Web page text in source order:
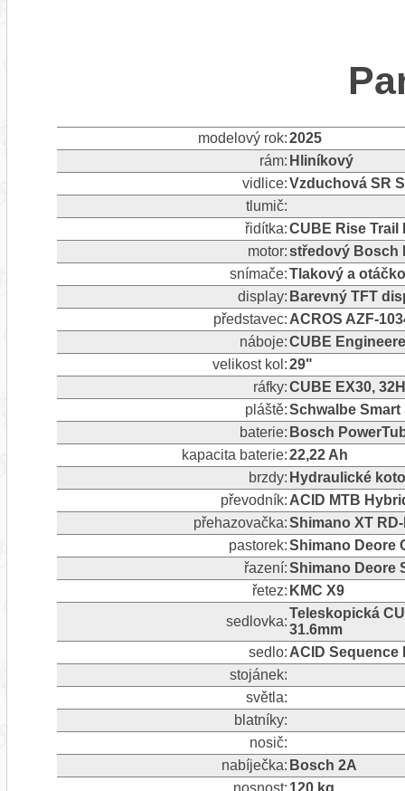
modelový rok:2025
rám: Hliníkový
vidlice:Vzduchová SR
tlumič:
řidítka:CUBE Rise Trail
motor:středový Bosch
snímače:Tlakový a
display: Barevný TFT
představec: ACROS AZF-
náboje:CUBE
velikost kol:29"
ráfky:CUBE EX30,
pláště:Schwalbe Smart
baterie: Bosch
kapacita baterie:22,22 Ah
brzdy: Hydraulické
převodník: ACID MTB
přehazovačka:Shimano XT
pastorek:Shimano Deore
řazení:Shimano Deore
řetez: KMC X9
sedlovka:
Teleskopická
31.6mm
sedlo: ACID Sequence
stojánek:
světla:
blatníky:
nosič:
nabíječka: Bosch 2A
nosnost: 120 kg